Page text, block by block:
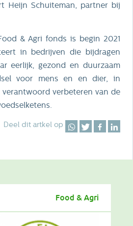
Food & Agri
Heijn Schuiteman, partner bij
& Agri fonds is begin 2021
in bedrijven die bijdragen
eerlijk, gezond en duurzaam
voor mens en en dier, in
verbeteren van de
Deel dit artkel op